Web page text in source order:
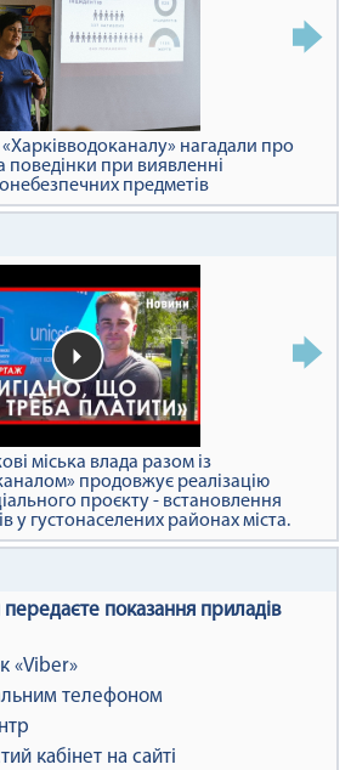
нагадали про
поведінки при виявленні
предметів
міська влада разом із
продовжує реалізацію
проєкту - встановлення
у густонаселених районах міста.
показання приладів
«Viber»
телефоном
кабінет на сайті